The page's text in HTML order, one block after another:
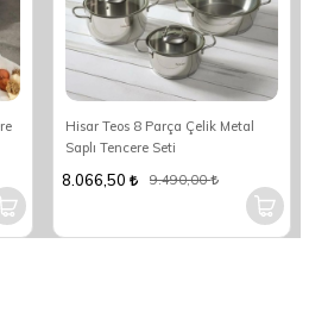
Hisar Teos 8 Parça Çelik Metal
Saplı Tencere Seti
8.066,50 9.490,00